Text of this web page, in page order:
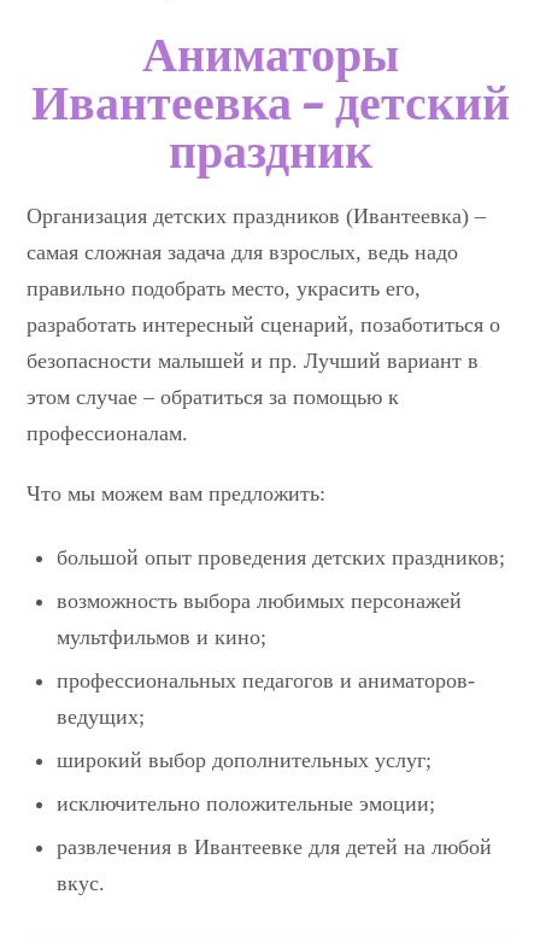
Аниматоры
Ивантеевка — детский
праздник
Организация детских праздников (Ивантеевка) –
самая сложная задача для взрослых, ведь надо
правильно подобрать место, украсить его,
разработать интересный сценарий, позаботиться о
безопасности малышей и пр. Лучший вариант в
этом случае – обратиться за помощью к
профессионалам.
Что мы можем вам предложить:
большой опыт проведения детских праздников;
возможность выбора любимых персонажей
мультфильмов и кино;
профессиональных педагогов и аниматоров-
ведущих;
широкий выбор дополнительных услуг;
исключительно положительные эмоции;
развлечения в Ивантеевке для детей на любой
вкус.